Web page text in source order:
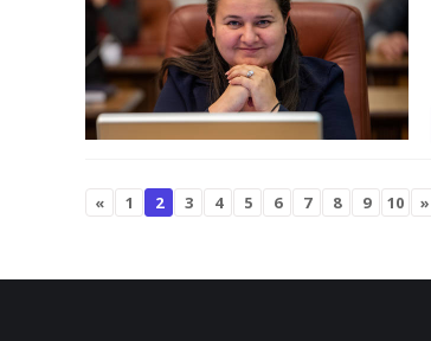
« 1 2 3 4 5 6 7 8 9 10 »